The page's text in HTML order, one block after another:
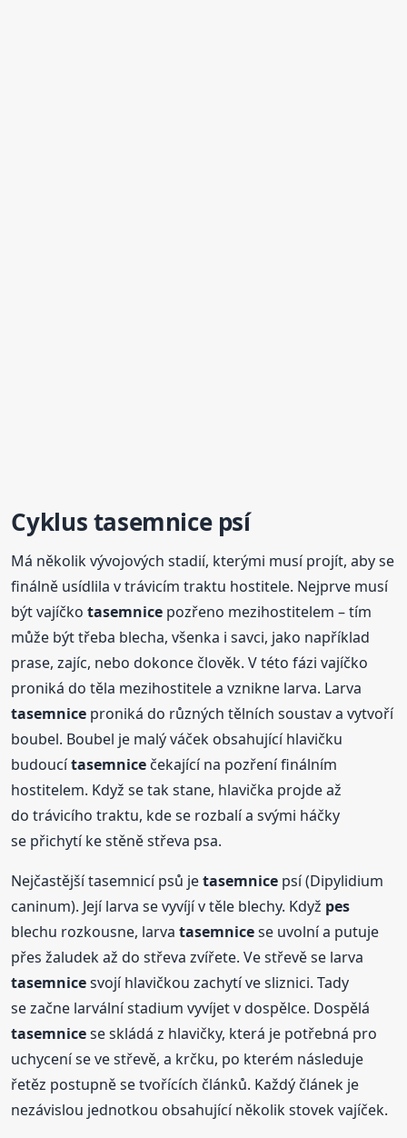
Cyklustasemnicepsí
Má několik vývojových stadií, kterými musí projít, aby se
finálně usídlila v trávicím traktu hostitele. Nejprve musí
být vajíčkotasemnice pozřeno mezihostitelem – tím
může být třeba blecha, všenka i savci, jako například
prase, zajíc, nebo dokonce člověk. V této fázi vajíčko
proniká do těla mezihostitele a vznikne larva. Larva
tasemnice proniká do různých tělních soustav a vytvoří
boubel. Boubel je malý váček obsahující hlavičku
budoucítasemnice čekající na pozření finálním
hostitelem. Když se tak stane, hlavička projde až
do trávicího traktu, kde se rozbalí a svými háčky
se přichytí ke stěně střeva psa.
Nejčastější tasemnicí psů jetasemnice psí (Dipylidium
caninum). Její larva se vyvíjí v těle blechy. Když pes
blechu rozkousne, larvatasemnicese uvolní a putuje
přes žaludek až do střeva zvířete. Ve střevě se larva
tasemnicesvojí hlavičkou zachytí ve sliznici. Tady
se začne larvální stadium vyvíjet v dospělce. Dospělá
tasemnicese skládá z hlavičky, která je potřebná pro
uchycení se ve střevě, a krčku, po kterém následuje
řetěz postupně se tvořících článků. Každý článek je
nezávislou jednotkou obsahující několik stovek vajíček.